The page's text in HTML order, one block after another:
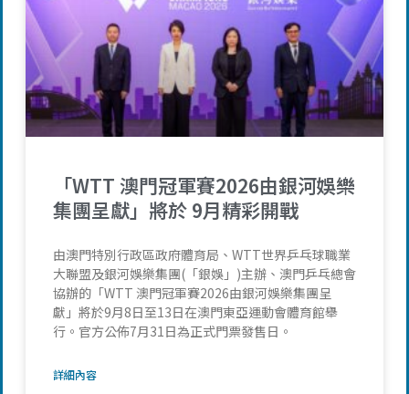
「WTT 澳門冠軍賽2026由銀河娛樂
集團呈獻」將於 9月精彩開戰
由澳門特別行政區政府體育局、WTT世界乒乓球職業
大聯盟及銀河娛樂集團(「銀娛」)主辦、澳門乒乓總會
協辦的「WTT 澳門冠軍賽2026由銀河娛樂集團呈
獻」將於9月8日至13日在澳門東亞運動會體育館舉
行。官方公佈7月31日為正式門票發售日。
詳細內容